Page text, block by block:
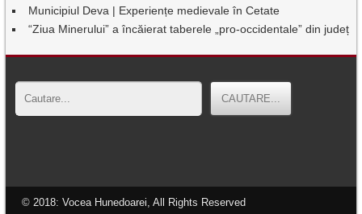
Municipiul Deva | Experiențe medievale în Cetate
“Ziua Minerului” a încăierat taberele „pro-occidentale” din județ
© 2018: Vocea Hunedoarei, All Rights Reserved